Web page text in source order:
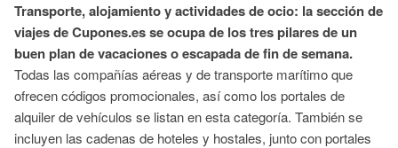
Transporte, alojamiento y actividades de ocio: la sección de
viajes de Cupones.es se ocupa de los tres pilares de un
buen plan de vacaciones o escapada de fin de semana.
Todas las compañías aéreas y de transporte marítimo que
ofrecen códigos promocionales, así como los portales de
alquiler de vehículos se listan en esta categoría. También se
incluyen las cadenas de hoteles y hostales, junto con portales